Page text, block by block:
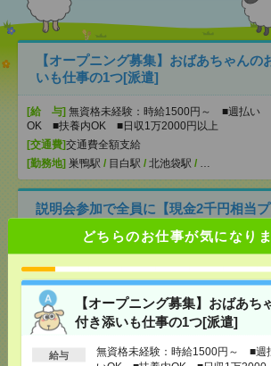
どちらのお仕事が気になり
【オープニング募集】おばあち
付き添いも仕事の1つ[派遣]
給与
無資格未経験：時給1500円～ ■週
【オープニング募集】おばあちゃんの
いも仕事の1つ[派遣]
[給 与] 無資格未経験：時給1500円～ ■週払い
OK ■扶養内OK ■日収1万2000円以上
[交通費]交通費全額支給
[勤務地] 巣鴨駅 / 目白駅 / 北池袋駅 / …
説明会参加で全員に【現金2千円相当
OK ■扶養内OK ■日収1万640円以上
[交通費]
交通費全額支給
[勤務地]
行徳駅 南行徳駅 /市川塩浜駅/…
2050円＊町田市＠確定申告書類のデ